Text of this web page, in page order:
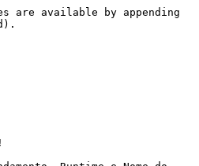
are available by appending